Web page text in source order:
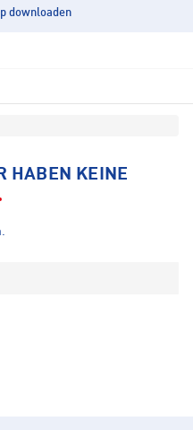
downloaden
HABEN KEINE